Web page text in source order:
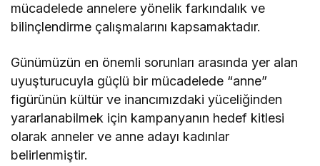
mücadelede annelere yönelik farkındalık ve
bilinçlendirme çalışmalarını kapsamaktadır.
Günümüzün en önemli sorunları arasında yer alan
uyuşturucuyla güçlü bir mücadelede “anne”
figürünün kültür ve inancımızdaki yüceliğinden
yararlanabilmek için kampanyanın hedef kitlesi
olarak anneler ve anne adayı kadınlar
belirlenmiştir.